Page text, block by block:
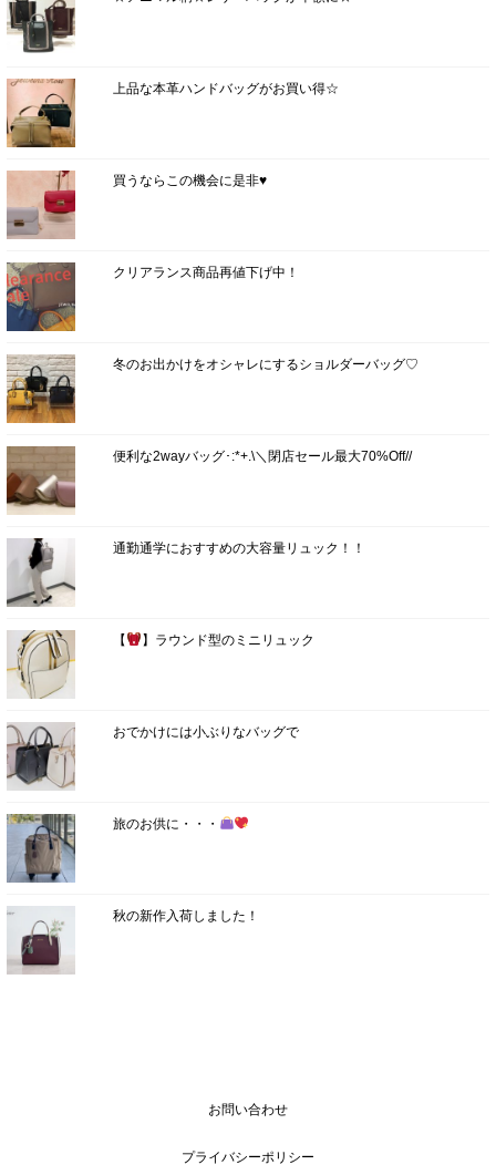
上品な本革ハンドバッグがお買い得☆
買うならこの機会に是非♥
クリアランス商品再値下げ中！
冬のお出かけをオシャレにするショルダーバッグ♡
便利な2wayバッグ･:*+.\＼閉店セール最大70%Off//
通勤通学におすすめの大容量リュック！！
【 】ラウンド型のミニリュック
おでかけには小ぶりなバッグで
旅のお供に・・・
秋の新作入荷しました！
お問い合わせ
プライバシーポリシー